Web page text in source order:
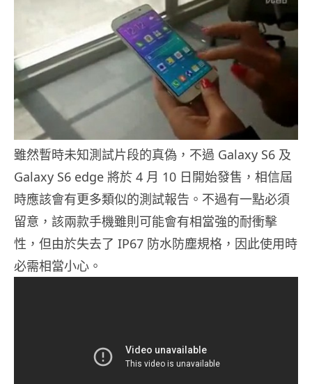
雖然暫時未知測試片段的真偽，不過 Galaxy S6 及
Galaxy S6 edge 將於 4 月 10 日開始發售，相信屆
時應該會有更多類似的測試報告。不過有一點必須
留意，該兩款手機雖則可能會有相當強的耐衝擊
性，但由於失去了 IP67 防水防塵規格，因此使用時
必需相當小心。